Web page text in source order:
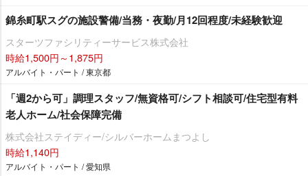
錦糸町駅スグの施設警備/当務・夜勤/月12回程度/未経験歓迎
スターツファシリティーサービス株式会社
時給1,500円～1,875円
アルバイト・パート / 東京都
「週2から可」調理スタッフ/無資格可/シフト相談可/住宅型有料
老人ホーム/社会保障完備
株式会社ステイディー/シルバーホームまつよし
時給1,140円
アルバイト・パート / 愛知県